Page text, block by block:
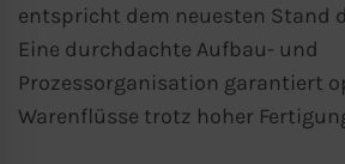
entspricht dem neuesten Stand
Eine durchdachte Aufbau- und
Prozessorganisation garantiert
Warenflüsse trotz hoher